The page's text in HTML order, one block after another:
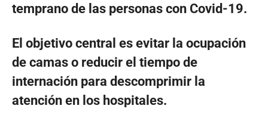
temprano de las personas con Covid-19.
El objetivo central es evitar la ocupación
de camas o reducir el tiempo de
internación para descomprimir la
atención en los hospitales.